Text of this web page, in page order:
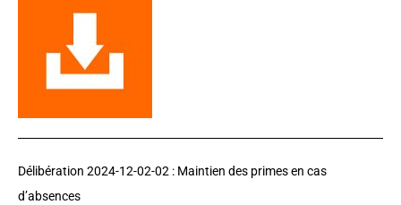
Délibération 2024-12-02-02 : Maintien des primes en cas
d’absences